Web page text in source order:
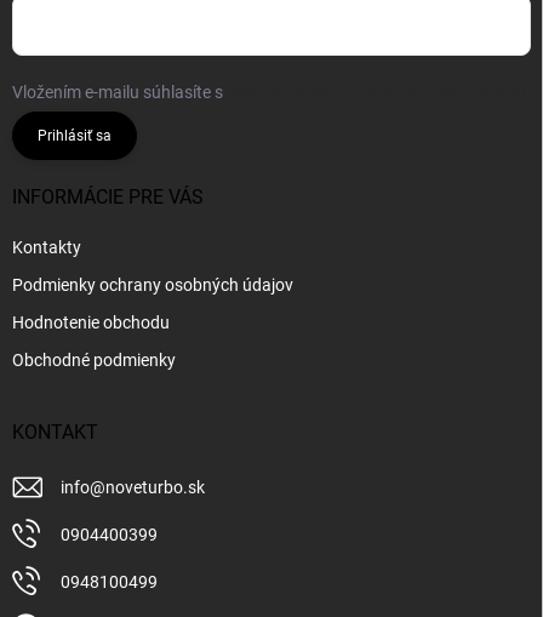
Vložením e-mailu súhlasíte s
Prihlásiť sa
INFORMÁCIE PRE VÁS
Kontakty
Podmienky ochrany osobných údajov
Hodnotenie obchodu
Obchodné podmienky
KONTAKT
info@noveturbo.sk
0904400399
0948100499